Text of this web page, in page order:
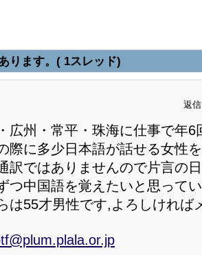
ります。( 1スレッド)
返
広州・常平・珠海に仕事で年
際に多少日本語が話せる女性
訳ではありませんので片言の
つ中国語を覚えたいと思って
は55才男性です,よろしければ